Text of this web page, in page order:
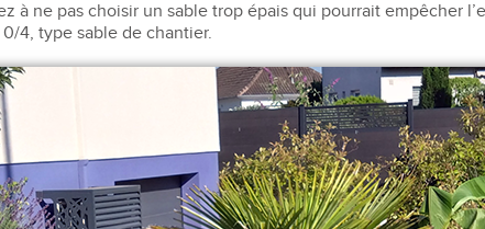
à ne pas choisir un sable trop épais qui pourrait empêcher
4, type sable de chantier.